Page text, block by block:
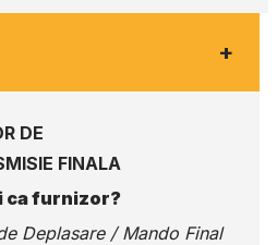
+
DE
FINALA
ca furnizor?
Deplasare / Mando Final